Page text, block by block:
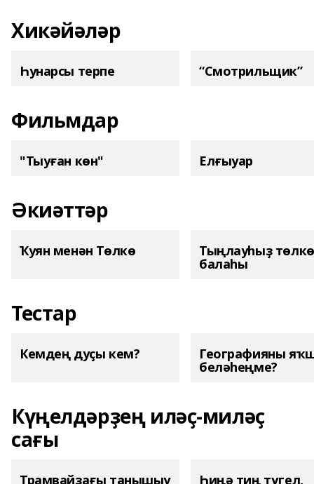
Хикәйәләр
Һунарсы терпе “Смотрильщик”
Фильмдар
"Тыуған көн" Елғыуар
Әкиәттәр
Ҡуян менән Төлкө Тыңлауһыҙ төлкө
балаһы
Тестар
Кемдең дуҫы кем? Географияны
беләһеңме?
Күңелдәрҙең иләҫ-миләҫ
сағы
Трамвайҙағы танышыу Һиңә тиң түгел,